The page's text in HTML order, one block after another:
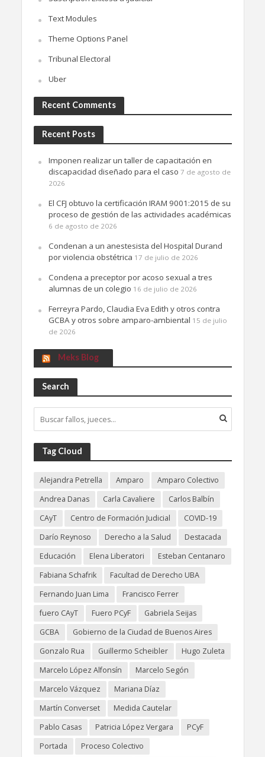
Text Modules
Theme Options Panel
Tribunal Electoral
Uber
Recent Comments
Recent Posts
Imponen realizar un taller de capacitación en
discapacidad diseñado para el caso 7 de agosto de
2026
El CFJ obtuvo la certificación IRAM 9001:2015 de su
proceso de gestión de las actividades académicas
6 de agosto de 2026
Condenan a un anestesista del Hospital Durand
por violencia obstétrica 17 de julio de 2026
Condena a preceptor por acoso sexual a tres
alumnas de un colegio 16 de julio de 2026
Ferreyra Pardo, Claudia Eva Edith y otros contra
GCBA y otros sobre amparo-ambiental 15 de julio
de 2026
Meks Blog
Search
Tag Cloud
Alejandra Petrella Amparo
Amparo Colectivo
Andrea Danas
Carla Cavaliere
Carlos Balbín
CAyT
Centro de Formación Judicial
COVID-19
Darío Reynoso
Derecho a la Salud
Destacada
Educación
Elena Liberatori
Esteban Centanaro
Fabiana Schafrik
Facultad de Derecho UBA
Fernando Juan Lima
Francisco Ferrer
fuero CAyT
Fuero PCyF
Gabriela Seijas
GCBA
Gobierno de la Ciudad de Buenos Aires
Gonzalo Rua
Guillermo Scheibler
Hugo Zuleta
Marcelo López Alfonsín
Marcelo Segón
Marcelo Vázquez
Mariana Díaz
Martín Converset
Medida Cautelar
Pablo Casas
Patricia López Vergara
PCyF
Portada
Proceso Colectivo